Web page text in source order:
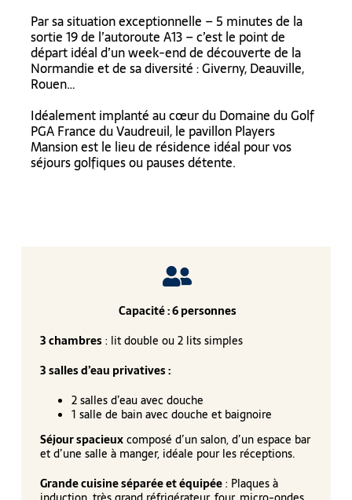
Par sa situation exceptionnelle – 5 minutes de la
sortie 19 de l’autoroute A13 – c’est le point de
départ idéal d’un week-end de découverte de la
Normandie et de sa diversité : Giverny, Deauville,
Rouen…
Idéalement implanté au cœur du Domaine du Golf
PGA France du Vaudreuil, le pavillon Players
Mansion est le lieu de résidence idéal pour vos
séjours golfiques ou pauses détente.
Capacité : 6 personnes
3 chambres: lit double ou 2 lits simples
3 salles d’eau privatives :
2 salles d’eau avec douche
1 salle de bain avec douche et baignoire
Séjour spacieuxcomposé d’un salon, d’un espace bar
et d’une salle à manger, idéale pour les réceptions.
Grande cuisine séparée et équipée: Plaques à